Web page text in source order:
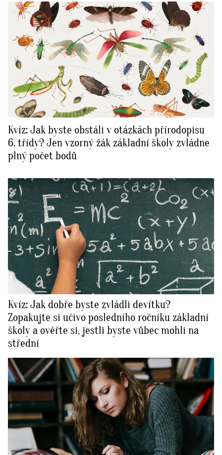
Kvíz: Jak byste obstáli v otázkách přírodopisu
6. třídy? Jen vzorný žák základní školy zvládne
plný počet bodů
Kvíz: Jak dobře byste zvládli devítku?
Zopakujte si učivo posledního ročníku základní
školy a ověřte si, jestli byste vůbec mohli na
střední